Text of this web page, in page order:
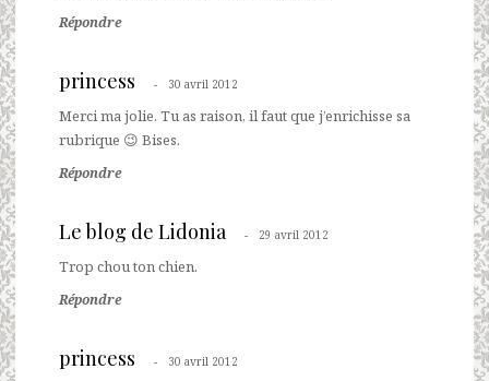
Répondre
princess 30 avril 2012
Merci ma jolie. Tu as raison, il faut que j’enrichisse sa
rubrique 😉 Bises.
Répondre
Le blog de Lidonia 29 avril 2012
Trop chou ton chien.
Répondre
princess 30 avril 2012